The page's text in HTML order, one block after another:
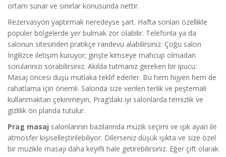
ortam sunar ve sınırlar konusunda nettir.
Rezervasyon yaptırmak neredeyse şart. Hafta sonları özellikle
popüler bölgelerde yer bulmak zor olabilir. Telefonla ya da
salonun sitesinden pratikçe randevu alabilirsiniz. Çoğu salon
İngilizce iletişim kuruyor; girişte kimseye mahcup olmadan
sorularınızı sorabilirsiniz. Akılda tutmanız gereken bir ipucu:
Masaj öncesi duşu mutlaka teklif ederler. Bu hem hijyen hem de
rahatlama için önemli. Salonda size verilen terlik ve peştemali
kullanmaktan çekinmeyin, Prag’daki iyi salonlarda temizlik ve
gizlilik ön planda tutulur.
Prag masaj salonlarının bazılarında müzik seçimi ve ışık ayarı ile
atmosfer kişiselleştirilebiliyor. Dilerseniz düşük ışıkta ve size özel
bir müzikle masajı daha keyifli hale getirebilirsiniz. Eğer çift olarak